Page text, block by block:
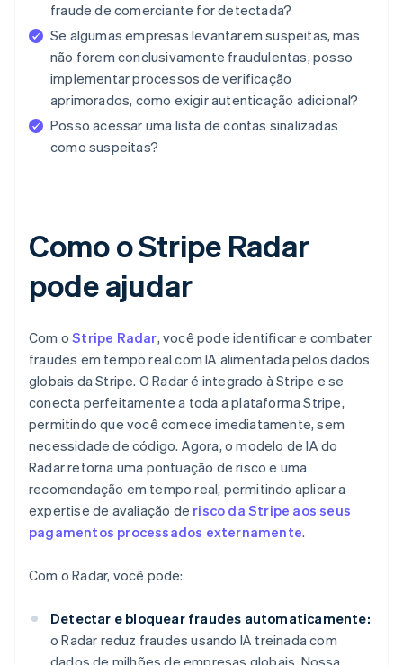
fraude de comerciante for detectada?
Se algumas empresas levantarem suspeitas, mas
não forem conclusivamente fraudulentas, posso
implementar processos de verificação
aprimorados, como exigir autenticação adicional?
Posso acessar uma lista de contas sinalizadas
como suspeitas?
Como o Stripe Radar
pode ajudar
Com oStripe Radar, você pode identificar e combater
fraudes em tempo real com IA alimentada pelos dados
globais da Stripe. O Radar é integrado à Stripe e se
conecta perfeitamente a toda a plataforma Stripe,
permitindo que você comece imediatamente, sem
necessidade de código. Agora, o modelo de IA do
Radar retorna uma pontuação de risco e uma
recomendação em tempo real, permitindo aplicar a
expertise de avaliação de risco da Stripe aos seus
pagamentos processados externamente.
Com o Radar, você pode:
Detectar e bloquear fraudes automaticamente:
o Radar reduz fraudes usando IA treinada com